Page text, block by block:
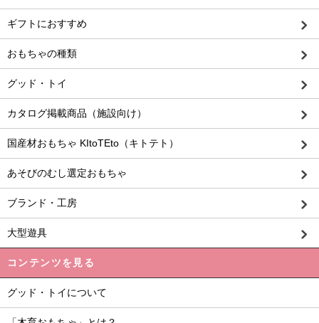
ギフトにおすすめ
おもちゃの種類
グッド・トイ
カタログ掲載商品（施設向け）
国産材おもちゃ KItoTEto（キトテト）
あそびのむし選定おもちゃ
ブランド・工房
大型遊具
コンテンツを見る
グッド・トイについて